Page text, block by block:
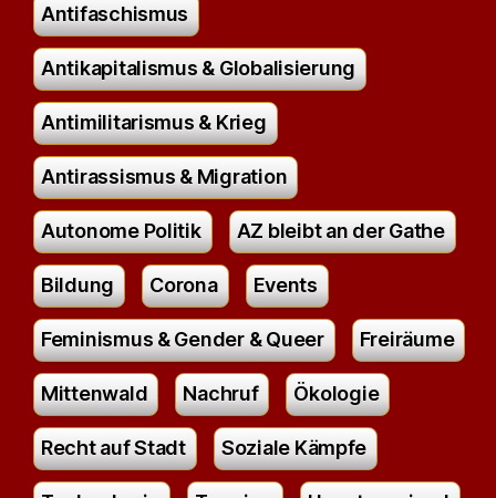
Antifaschismus
Antikapitalismus & Globalisierung
Antimilitarismus & Krieg
Antirassismus & Migration
Autonome Politik AZ bleibt an der Gathe
Bildung Corona Events
Feminismus & Gender & Queer Freiräume
Mittenwald Nachruf Ökologie
Recht auf Stadt Soziale Kämpfe